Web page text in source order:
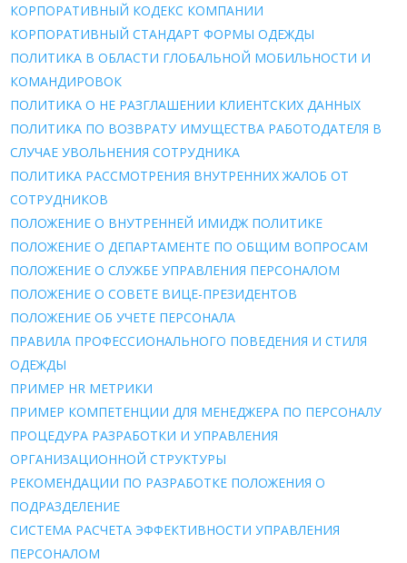
КОРПОРАТИВНЫЙ КОДЕКС КОМПАНИИ
КОРПОРАТИВНЫЙ СТАНДАРТ ФОРМЫ ОДЕЖДЫ
ПОЛИТИКА В ОБЛАСТИ ГЛОБАЛЬНОЙ МОБИЛЬНОСТИ И
КОМАНДИРОВОК
ПОЛИТИКА О НЕ РАЗГЛАШЕНИИ КЛИЕНТСКИХ ДАННЫХ
ПОЛИТИКА ПО ВОЗВРАТУ ИМУЩЕСТВА РАБОТОДАТЕЛЯ В
СЛУЧАЕ УВОЛЬНЕНИЯ СОТРУДНИКА
ПОЛИТИКА РАССМОТРЕНИЯ ВНУТРЕННИХ ЖАЛОБ ОТ
СОТРУДНИКОВ
ПОЛОЖЕНИЕ О ВНУТРЕННЕЙ ИМИДЖ ПОЛИТИКЕ
ПОЛОЖЕНИЕ О ДЕПАРТАМЕНТЕ ПО ОБЩИМ ВОПРОСАМ
ПОЛОЖЕНИЕ О СЛУЖБЕ УПРАВЛЕНИЯ ПЕРСОНАЛОМ
ПОЛОЖЕНИЕ О СОВЕТЕ ВИЦЕ-ПРЕЗИДЕНТОВ
ПОЛОЖЕНИЕ ОБ УЧЕТЕ ПЕРСОНАЛА
ПРАВИЛА ПРОФЕССИОНАЛЬНОГО ПОВЕДЕНИЯ И СТИЛЯ
ОДЕЖДЫ
ПРИМЕР HR МЕТРИКИ
ПРИМЕР КОМПЕТЕНЦИИ ДЛЯ МЕНЕДЖЕРА ПО ПЕРСОНАЛУ
ПРОЦЕДУРА РАЗРАБОТКИ И УПРАВЛЕНИЯ
ОРГАНИЗАЦИОННОЙ СТРУКТУРЫ
РЕКОМЕНДАЦИИ ПО РАЗРАБОТКЕ ПОЛОЖЕНИЯ О
ПОДРАЗДЕЛЕНИE
СИСТЕМА РАСЧЕТА ЭФФЕКТИВНОСТИ УПРАВЛЕНИЯ
ПЕРСОНАЛОМ